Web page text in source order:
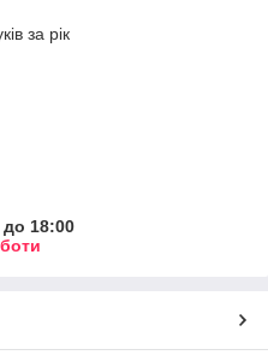
за рік
до 18:00